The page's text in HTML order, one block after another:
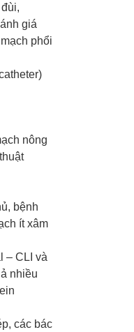
giá
phổi
nông
bệnh
ít xâm
– CLI và
nhiều
các bác